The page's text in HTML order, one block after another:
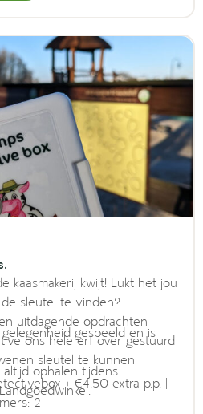
kaasmakerij kwijt! Lukt het jou
sleutel te vinden?
uitdagende opdrachten
ons hele erf over gestuurd
sleutel te kunnen
gespeeld en is
ophalen tijdens
+ €4,50 extra p.p. |
2